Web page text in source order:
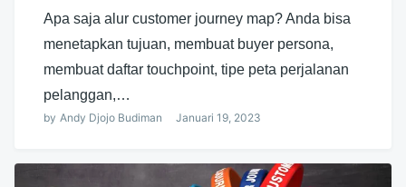
Apa saja alur customer journey map? Anda bisa
menetapkan tujuan, membuat buyer persona,
membuat daftar touchpoint, tipe peta perjalanan
pelanggan,…
by Andy Djojo Budiman Januari 19, 2023